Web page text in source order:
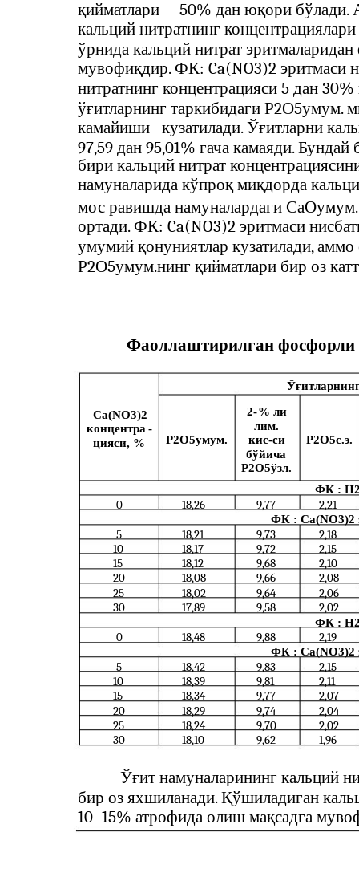
қийматлари
50% дан юқори бўлади.
кальций нитратнинг
ўрнида кальций нитрат
мувофиқдир. ФК: Ca(NO3)2 эритмаси
нитратнинг концентрацияси 5 дан
ўғитларнинг таркибидаги Р2О5умум.
камайиши
кузатилади. Ўғитларни
97,59 дан 95,01% гача камаяди.
бири кальций нитрат
намуналарида кўпроқ миқдорда
мос равишда намуналардаги
ортади. ФК: Ca(NO3)2 эритмаси
умумий қонуниятлар кузатилади,
Р2О5умум.нинг қийматлари бир оз
Фаоллаштирилган фосфорли
Ca(NO3)2
концентра -
цияси, %
Р2О5умум.
2-% ли
лим.
кис-си
бўйича
P2O5ўзл.
Р2О5с.э.
ФК :
0 18,26 9,77 2,21
ФК : Ca(NO3)2
5 18,21 9,73
2,18
10
18,17 9,72
2,15
15
18,12 9,68
2,10
20
18,08 9,66
2,08
25
18,02 9,64
2,06
30
17,89 9,58 2,02
ФК :
0 18,48 9,88 2,19
ФК : Ca(NO3)2
5 18,42 9,83
2,15
10
18,39 9,81
2,11
15
18,34 9,77
2,07
20
18,29 9,74
2,04
25
18,24 9,70
2,02
30
18,10 9,62 1,96
Ўғит намуналарининг кальций
бир оз яхшиланади. Қўшиладиган
10- 15% атрофида олиш мақсадга